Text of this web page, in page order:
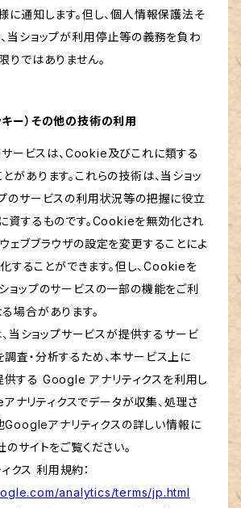
に通知します。但し、個人情報保護法そ
当ショップが利用停止等の義務を負わ
りではありません。
ー）その他の技術の利用
サービスは、Cookie及びこれに類する
があります。これらの技術は、当ショッ
のサービスの利用状況等の把握に役立
資するものです。Cookieを無効化され
ェブブラウザの設定を変更することによ
することができます。但し、Cookieを
ョップのサービスの一部の機能をご利
場合があります。
、当ショップサービスが提供するサービ
査・分析するため、本サービス上に
する Google アナリティクスを利用し
ナリティクスでデータが収集、処理さ
アナリティクスの詳しい情報に
のサイトをご覧ください。
クス 利用規約：
analytics/terms/jp.html